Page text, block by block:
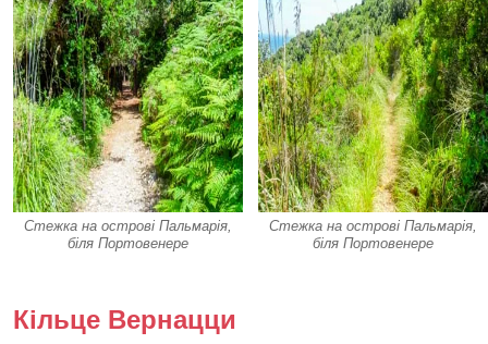
Стежка на острові Пальмарія,
біля Портовенере
Стежка на острові Пальмарія,
біля Портовенере
Кільце Вернацци